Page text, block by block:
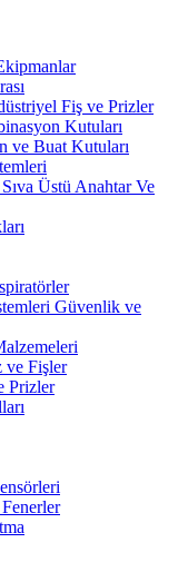
Fiş ve Prizler
Kutuları
ve Buat Kutuları
Üstü Anahtar Ve
Güvenlik ve
Fişler
Prizler